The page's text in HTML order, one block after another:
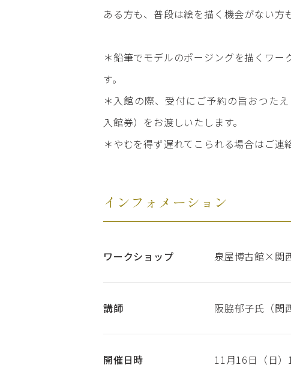
ある方も、普段は絵を描く機会がない方
＊鉛筆でモデルのポージングを描くワー
す。
＊入館の際、受付にご予約の旨おつた
入館券）をお渡しいたします。
＊やむを得ず遅れてこられる場合はご連
インフォメーション
ワークショップ 泉屋博古館×関
講師 阪脇郁子氏（関
開催日時 11月16日（日）